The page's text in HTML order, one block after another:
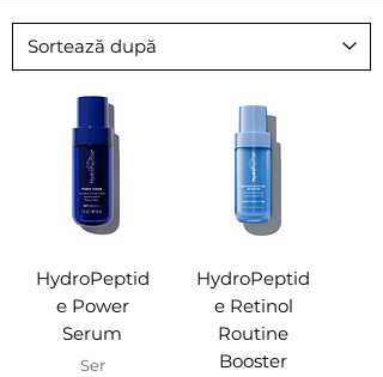
HydroPeptid
e Power
Serum
Ser
HydroPeptid
e Retinol
Routine
Booster